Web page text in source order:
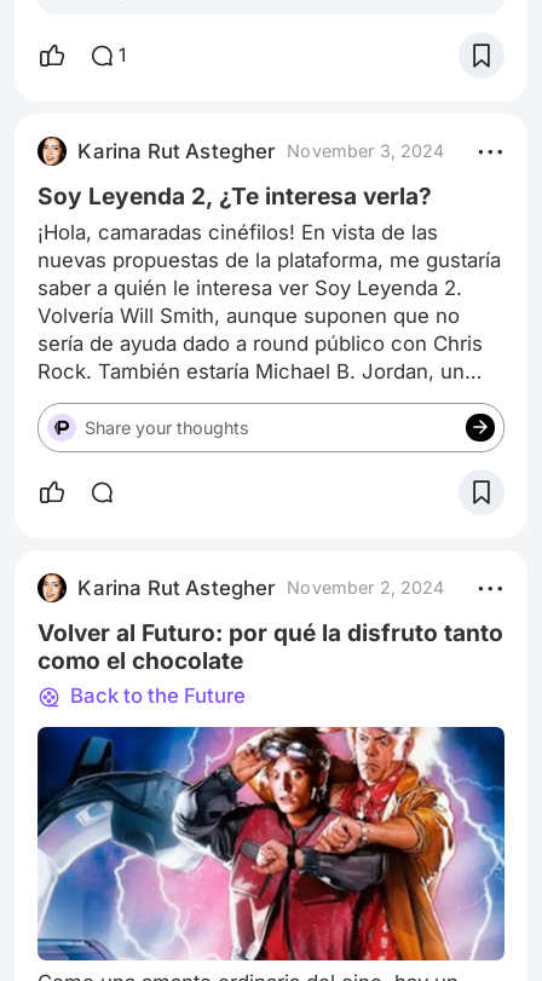
1
Karina Rut Astegher November 3, 2024
Soy Leyenda 2, ¿Te interesa verla?
¡Hola, camaradas cinéfilos! En vista de las
nuevas propuestas de la plataforma, me gustaría
saber a quién le interesa ver Soy Leyenda 2.
Volvería Will Smith, aunque suponen que no
sería de ayuda dado a round público con Chris
Rock. También estaría Michael B. Jordan, un
actorazo. Personalmente… ¡Me! Pero quisiera
saber cuál es el sentir popular. Quedo atenta a
sus comentarios.
Share your thoughts
Karina Rut Astegher November 2, 2024
Volver al Futuro: por qué la disfruto tanto
como el chocolate
Back to the Future